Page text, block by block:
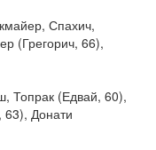
Спахич,
(Грегорич, 66),
Топрак (Едвай, 60),
Донати